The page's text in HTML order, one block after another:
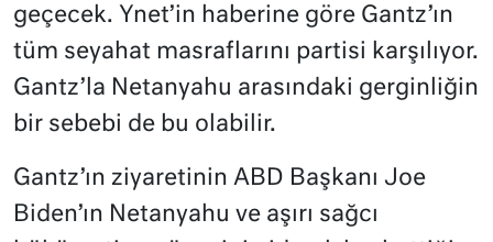
geçecek. Ynet’in haberine göre Gantz’ın
tüm seyahat masraflarını partisi karşılıyor.
Gantz’la Netanyahu arasındaki gerginliğin
bir sebebi de bu olabilir.
Gantz’ın ziyaretinin ABD Başkanı Joe
Biden’ın Netanyahu ve aşırı sağcı